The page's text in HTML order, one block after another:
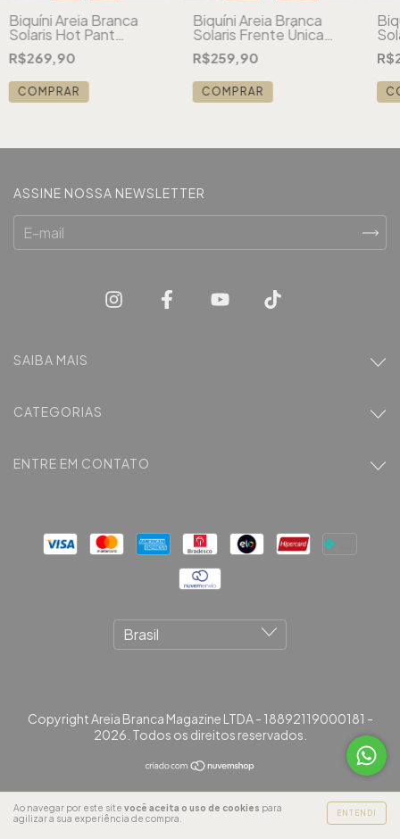
Ao navegar por este site você aceita o uso de cookies para
agilizar a sua experiência de compra.
ENTENDI
Biquíni Areia Branca
Solaris Hot Pant
Paisley Laranja
R$269,90
COMPRAR
Biquíni Areia Branca
Solaris Frente Única
Geo Marrom
R$259,90
COMPRAR
ASSINE NOSSA NEWSLETTER
SAIBA MAIS
CATEGORIAS
ENTRE EM CONTATO
Copyright Areia Branca Magazine LTDA - 18892119000181 -
2026. Todos os direitos reservados.